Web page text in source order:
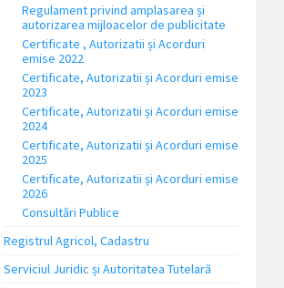
Regulament privind amplasarea și
autorizarea mijloacelor de publicitate
Certificate , Autorizatii și Acorduri
emise 2022
Certificate, Autorizatii și Acorduri emise
2023
Certificate, Autorizatii și Acorduri emise
2024
Certificate, Autorizatii și Acorduri emise
2025
Certificate, Autorizatii și Acorduri emise
2026
Consultări Publice
Registrul Agricol, Cadastru
Serviciul Juridic și Autoritatea Tutelară